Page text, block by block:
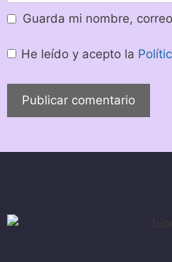
Guarda mi nombre,
He leído y acepto la